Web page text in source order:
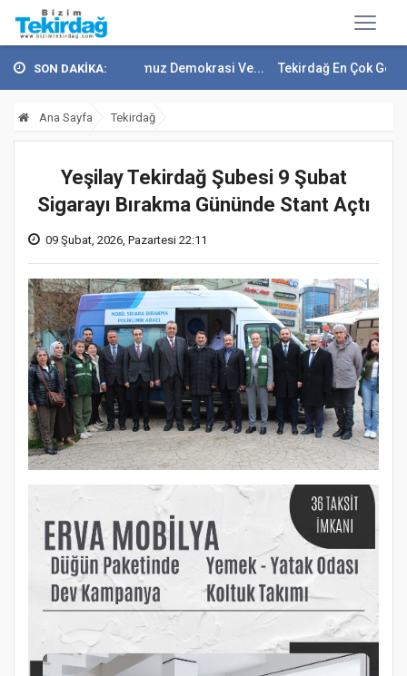
SON DAKİKA:
15 Temmuz Demokrasi Ve... Tekirdağ En Çok Göç Alan İller
Ana Sayfa Tekirdağ
Yeşilay Tekirdağ Şubesi 9 Şubat
Sigarayı Bırakma Gününde Stant Açtı
09 Şubat, 2026, Pazartesi 22:11